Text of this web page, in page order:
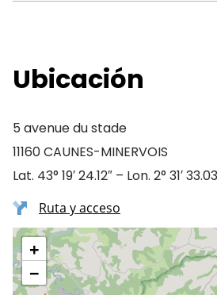
Ubicación
5 avenue du stade
11160 CAUNES-MINERVOIS
Lat. 43° 19′ 24.12″ – Lon. 2° 31′
Ruta y acceso
+
−